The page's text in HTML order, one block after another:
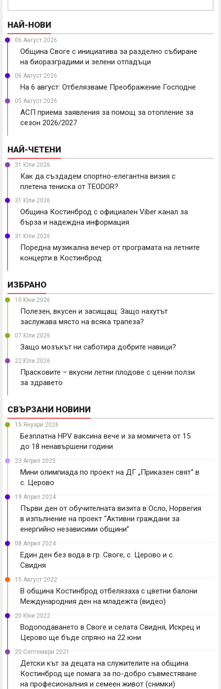
НАЙ-НОВИ
06 Август 2026
Община Своге с инициатива за разделно събиране
на биоразградими и зелени отпадъци
06 Август 2026
На 6 август: Отбелязваме Преображение Господне
05 Август 2026
АСП приема заявления за помощ за отопление за
сезон 2026/2027
НАЙ-ЧЕТЕНИ
31 Юли 2026
Как да създадем спортно-елегантна визия с
плетена тениска от TEODOR?
31 Юли 2026
Община Костинброд с официален Viber канал за
бърза и надеждна информация
31 Юли 2026
Поредна музикална вечер от програмата на летните
концерти в Костинброд
ИЗБРАНО
10 Юни 2026
Полезен, вкусен и засищащ: Защо нахутът
заслужава място на всяка трапеза?
07 Юли 2026
Защо мозъкът ни саботира добрите навици?
22 Юли 2026
Прасковите – вкусни летни плодове с ценни ползи
за здравето
СВЪРЗАНИ НОВИНИ
15 Януари 2026
Безплатна HPV ваксина вече и за момичета от 15
до 18 ненавършени години
23 Април 2025
Мини олимпиада по проект на ДГ „Приказен свят“ в
с. Церово
19 Април 2024
Първи ден от обучителната визита в Осло, Норвегия
в изпълнение на проект “Активни граждани за
енергийно независими общини”
08 Април 2024
Един ден без вода в гр. Своге, с. Церово и с.
Свидня
15 Август 2022
В община Костинброд отбелязаха с цветни балони
Международния ден на младежта (видео)
20 Юни 2022
Водоподаването в Своге и селата Свидня, Искрец и
Церово ще бъде спряно на 22 юни
20 Септември 2021
Детски кът за децата на служителите на община
Костинброд ще помага за по-добро съвместяване
на професионалния и семеен живот (снимки)